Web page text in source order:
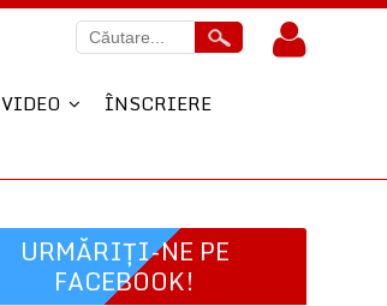
VIDEO
ÎNSCRIERE
URMĂRIȚI-NE PE
FACEBOOK!